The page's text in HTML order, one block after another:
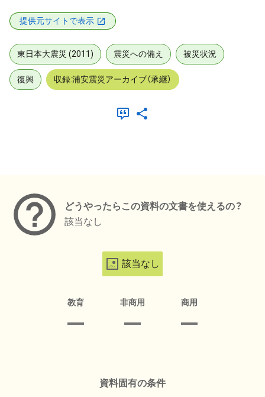
提供元サイトで表示
東日本大震災 (2011) 震災への備え 被災状況
復興 収録:浦安震災アーカイブ（承継）
どうやったらこの資料の文書を使えるの？
該当なし
該当なし
教育 非商用 商用
資料固有の条件